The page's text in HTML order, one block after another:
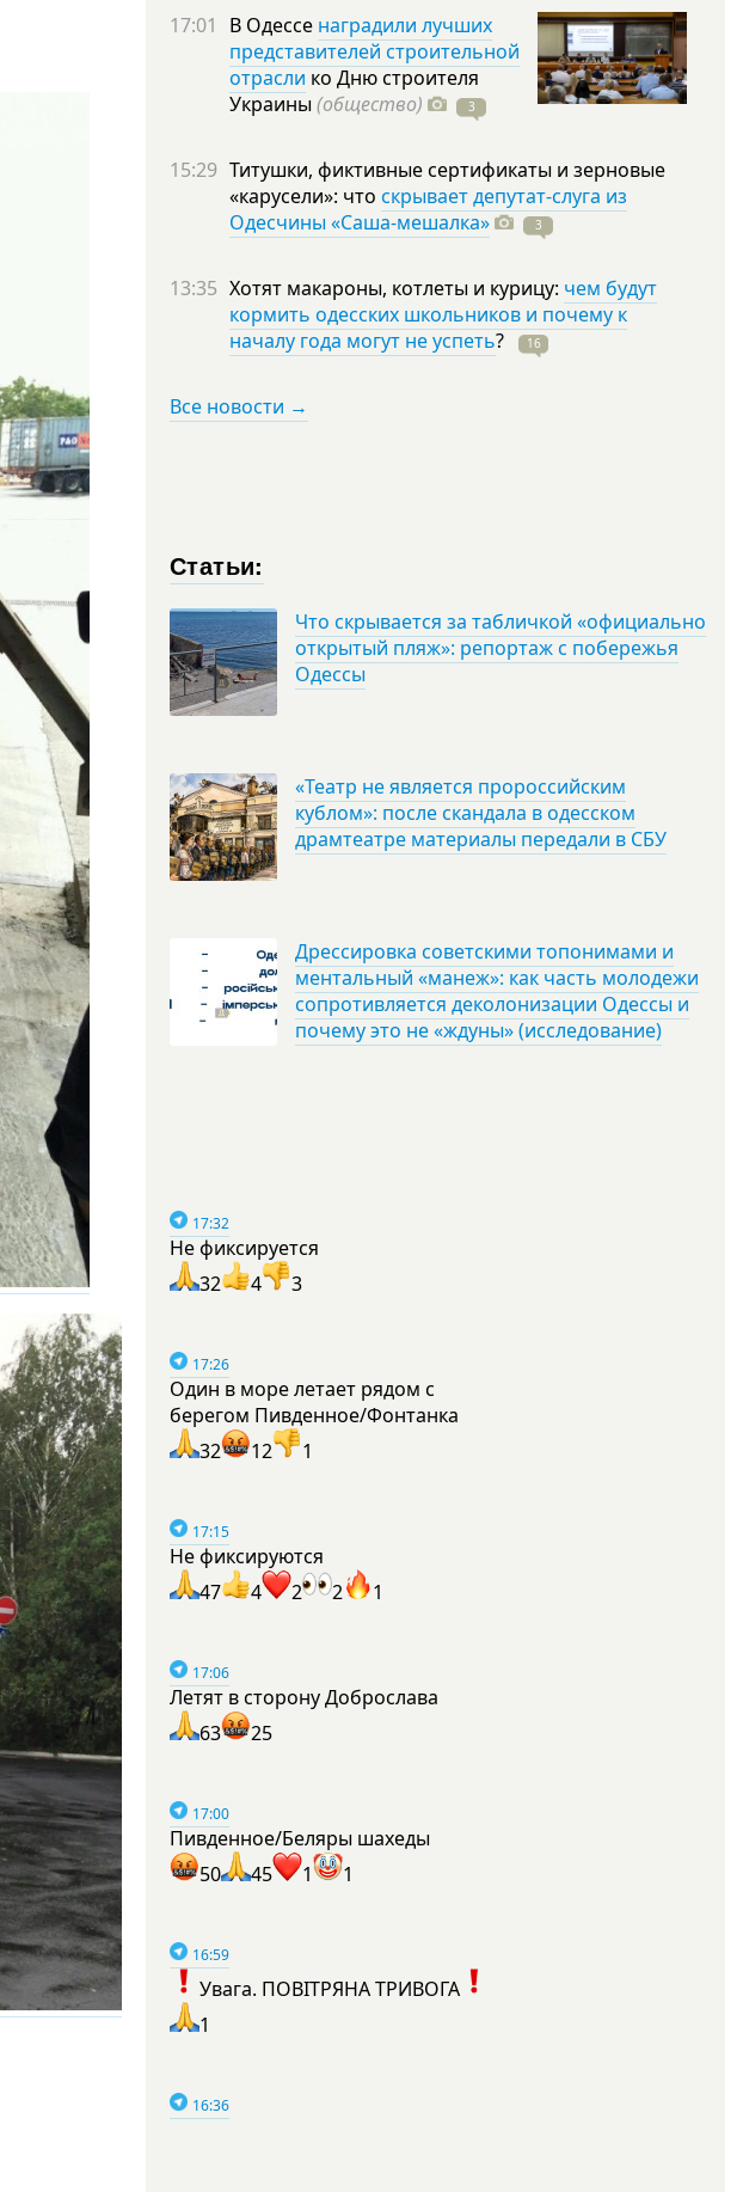
17:01 В Одессе наградили лучших
представителей строительной
отрасли ко Дню строителя
Украины (общество) 3
15:29 Титушки, фиктивные сертификаты и зерновые
«карусели»: что скрывает депутат-слуга из
Одесчины «Саша-мешалка»
3
13:35 Хотят макароны, котлеты и курицу: чем будут
кормить одесских школьников и почему к
началу года могут не успеть? 16
Все новости →
Статьи:
Что скрывается за табличкой «официально
открытый пляж»: репортаж с побережья
Одессы
«Театр не является пророссийским
кублом»: после скандала в одесском
драмтеатре материалы передали в СБУ
Дрессировка советскими топонимами и
ментальный «манеж»: как часть молодежи
сопротивляется деколонизации Одессы и
почему это не «ждуны» (исследование)
17:32
Не фиксируется
32
4 3
17:26
Один в море летает рядом с
берегом Пивденное/Фонтанка
32
12 1
17:15
Не фиксируются
47
4 2 2 1
17:06
Летят в сторону Доброслава
63
25
17:00
Пивденное/Беляры шахеды
50
45 1 1
16:59
Увага. ПОВІТРЯНА ТРИВОГА
1
16:36